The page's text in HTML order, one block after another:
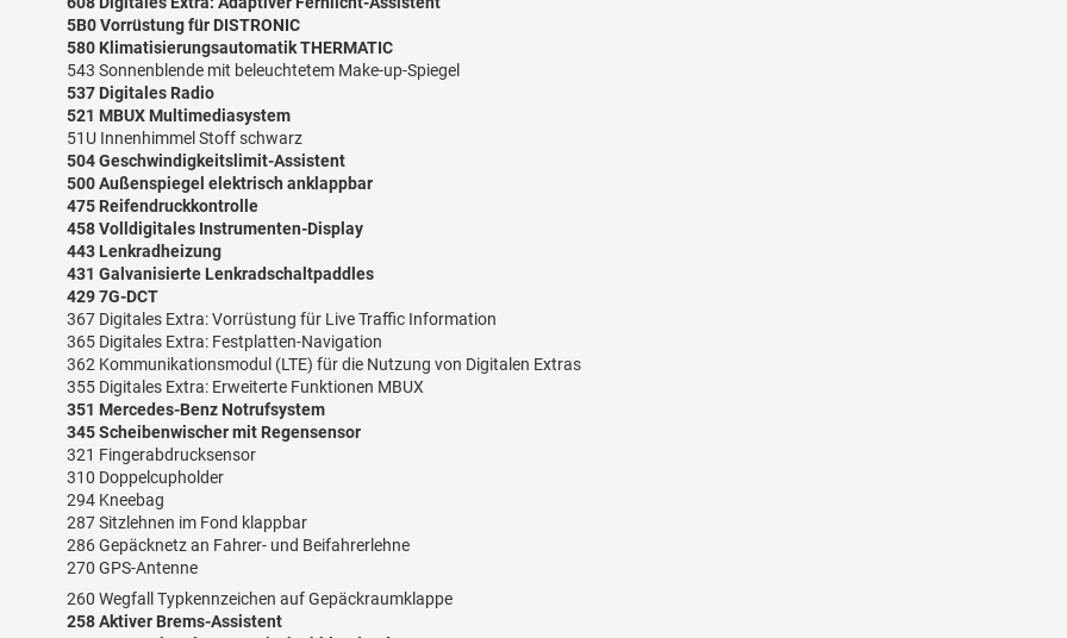
5B0 Vorrüstung für DISTRONIC
580 Klimatisierungsautomatik THERMATIC
543 Sonnenblende mit beleuchtetem Make-up-Spiegel
537 Digitales Radio
521 MBUX Multimediasystem
51U Innenhimmel Stoff schwarz
504 Geschwindigkeitslimit-Assistent
500 Außenspiegel elektrisch anklappbar
475 Reifendruckkontrolle
458 Volldigitales Instrumenten-Display
443 Lenkradheizung
431 Galvanisierte Lenkradschaltpaddles
429 7G-DCT
367 Digitales Extra: Vorrüstung für Live Traffic Information
365 Digitales Extra: Festplatten-Navigation
362 Kommunikationsmodul (LTE) für die Nutzung von Digitalen Extras
355 Digitales Extra: Erweiterte Funktionen MBUX
351 Mercedes-Benz Notrufsystem
345 Scheibenwischer mit Regensensor
321 Fingerabdrucksensor
310 Doppelcupholder
294 Kneebag
287 Sitzlehnen im Fond klappbar
286 Gepäcknetz an Fahrer- und Beifahrerlehne
270 GPS-Antenne
260 Wegfall Typkennzeichen auf Gepäckraumklappe
258 Aktiver Brems-Assistent